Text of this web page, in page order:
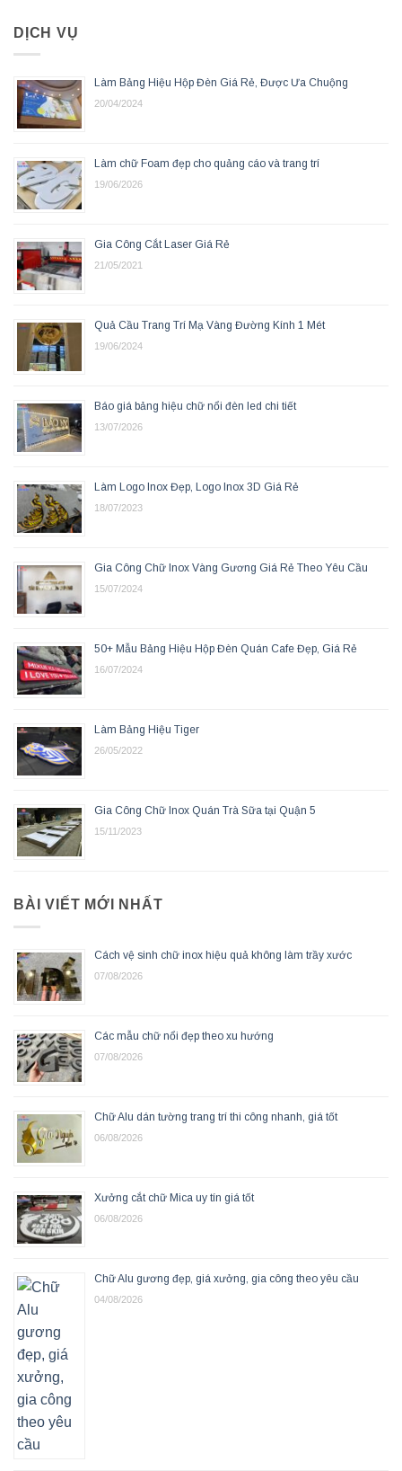
DỊCH VỤ
Làm Bảng Hiệu Hộp Đèn Giá Rẻ, Được Ưa Chuộng
20/04/2024
Làm chữ Foam đẹp cho quảng cáo và trang trí
19/06/2026
Gia Công Cắt Laser Giá Rẻ
21/05/2021
Quả Cầu Trang Trí Mạ Vàng Đường Kính 1 Mét
19/06/2024
Báo giá bảng hiệu chữ nổi đèn led chi tiết
13/07/2026
Làm Logo Inox Đẹp, Logo Inox 3D Giá Rẻ
18/07/2023
Gia Công Chữ Inox Vàng Gương Giá Rẻ Theo Yêu Cầu
15/07/2024
50+ Mẫu Bảng Hiệu Hộp Đèn Quán Cafe Đẹp, Giá Rẻ
16/07/2024
Làm Bảng Hiệu Tiger
26/05/2022
Gia Công Chữ Inox Quán Trà Sữa tại Quận 5
15/11/2023
BÀI VIẾT MỚI NHẤT
Cách vệ sinh chữ inox hiệu quả không làm trầy xước
07/08/2026
Các mẫu chữ nổi đẹp theo xu hướng
07/08/2026
Chữ Alu dán tường trang trí thi công nhanh, giá tốt
06/08/2026
Xưởng cắt chữ Mica uy tín giá tốt
06/08/2026
Chữ Alu gương đẹp, giá xưởng, gia công theo yêu cầu
04/08/2026